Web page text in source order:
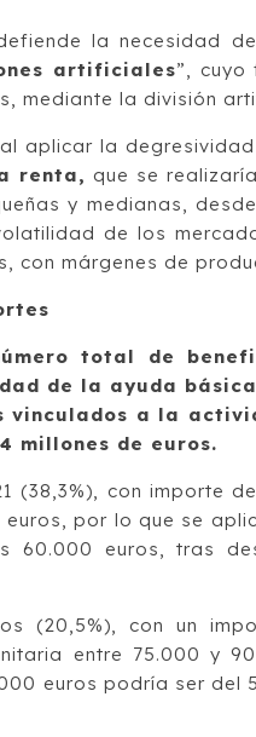
la necesidad
artificiales”,
mediante la división
aplicar la
renta, que se
y medianas,
de los
con márgenes de
total de
de la ayuda
vinculados a la
millones de euros.
(38,3%), con importe
por lo que se
60.000 euros, tras
(20,5%), con un
entre 75.000 y
euros podría ser del